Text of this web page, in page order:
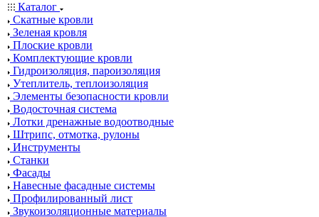
Каталог
Скатные кровли
Зеленая кровля
Плоские кровли
Комплектующие кровли
Гидроизоляция, пароизоляция
Утеплитель, теплоизоляция
Элементы безопасности кровли
Водосточная система
Лотки дренажные водоотводные
Штрипс, отмотка, рулоны
Инструменты
Станки
Фасады
Навесные фасадные системы
Профилированный лист
Звукоизоляционные материалы